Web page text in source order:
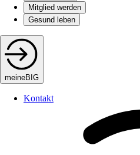
Mitglied werden
Gesund leben
meineBIG
Kontakt